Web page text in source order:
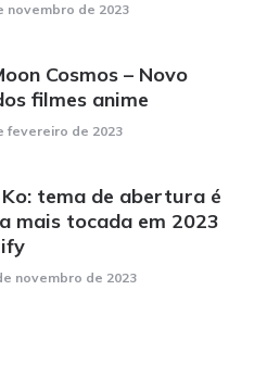
novembro de 2023
Cosmos – Novo
filmes anime
fevereiro de 2023
Ko: tema de abertura é
mais tocada em 2023
novembro de 2023